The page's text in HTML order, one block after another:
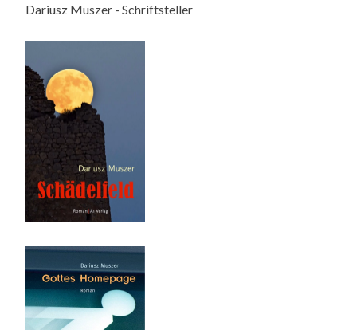
Dariusz Muszer - Schriftsteller